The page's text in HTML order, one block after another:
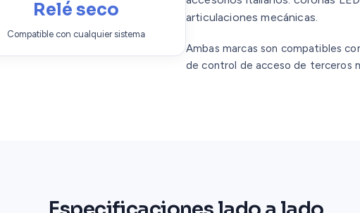
articulaciones mecánicas.
Ambas marcas son compatibles
de control de acceso de terceros
Relé seco
Compatible con cualquier sistema